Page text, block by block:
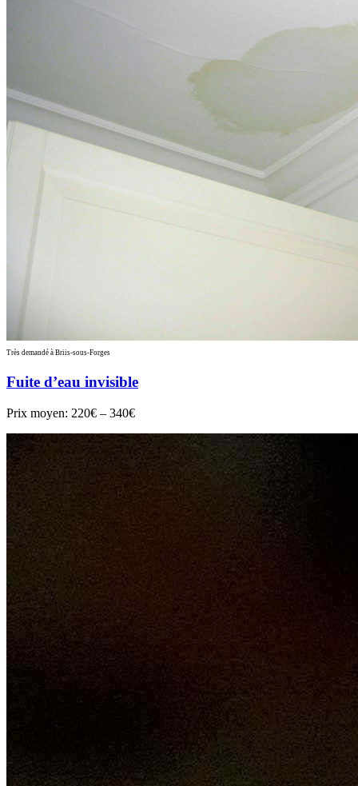
Très demandé à Briis-sous-Forges
Fuite d’eau invisible
Prix moyen: 220€ – 340€